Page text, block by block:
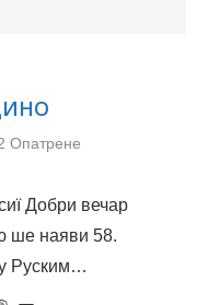
Опатрене
Добри вечар
ше наяви 58.
Руским…